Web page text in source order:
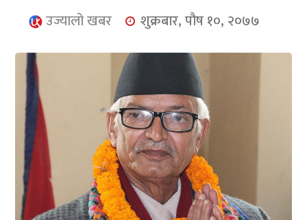
प्रबास
युनिकोड
उज्यालो खबर शुक्रबार, पौष १०, २०७७